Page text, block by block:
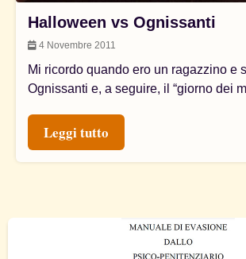
Halloween vs Ognissanti
4 Novembre 2011
Mi ricordo quando ero un ragazzino e
Ognissanti e, a seguire, il “giorno dei
Leggi tutto